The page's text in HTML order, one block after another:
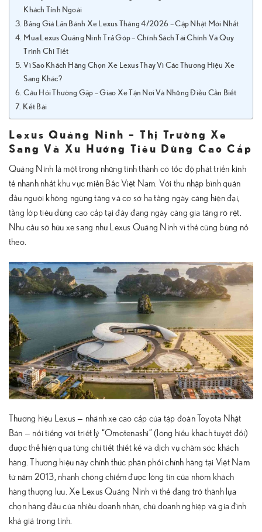
Khách Tỉnh Ngoài
Bảng Giá Lăn Bánh Xe Lexus Tháng 4/2026 – Cập Nhật Mới Nhất
Mua Lexus Quảng Ninh Trả Góp – Chính Sách Tài Chính Và Quy
Trình Chi Tiết
Vì Sao Khách Hàng Chọn Xe Lexus Thay Vì Các Thương Hiệu Xe
Sang Khác?
Câu Hỏi Thường Gặp – Giao Xe Tận Nơi Và Những Điều Cần Biết
Kết Bài
Lexus Quảng Ninh – Thị Trường Xe
Sang Và Xu Hướng Tiêu Dùng Cao Cấp
Quảng Ninh là một trong những tỉnh thành có tốc độ phát triển kinh
tế nhanh nhất khu vực miền Bắc Việt Nam. Với thu nhập bình quân
đầu người không ngừng tăng và cơ sở hạ tầng ngày càng hiện đại,
tầng lớp tiêu dùng cao cấp tại đây đang ngày càng gia tăng rõ rệt.
Nhu cầu sở hữu xe sang như Lexus Quảng Ninh vì thế cũng bùng nổ
theo.
Thương hiệu Lexus — nhánh xe cao cấp của tập đoàn Toyota Nhật
Bản — nổi tiếng với triết lý “Omotenashi” (lòng hiếu khách tuyệt đối)
được thể hiện qua từng chi tiết thiết kế và dịch vụ chăm sóc khách
hàng. Thương hiệu này chính thức phân phối chính hãng tại Việt Nam
từ năm 2013, nhanh chóng chiếm được lòng tin của nhóm khách
hàng thượng lưu. Xe Lexus Quảng Ninh vì thế đang trở thành lựa
chọn hàng đầu của nhiều doanh nhân, chủ doanh nghiệp và gia đình
khá giả trong tỉnh.